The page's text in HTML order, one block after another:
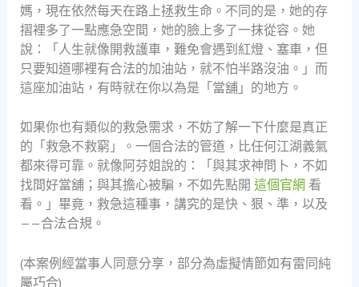
媽，現在依然每天在路上拯救生命。不同的是，她的存
摺裡多了一點應急空間，她的臉上多了一抹從容。她
說：「人生就像開救護車，難免會遇到紅燈、塞車，但
只要知道哪裡有合法的加油站，就不怕半路沒油。」而
這座加油站，有時就在你以為是「當舖」的地方。
如果你也有類似的救急需求，不妨了解一下什麼是真正
的「救急不救窮」。一個合法的管道，比任何江湖義氣
都來得可靠。就像阿芬姐說的：「與其求神問卜，不如
找間好當舖；與其擔心被騙，不如先點開 這個官網 看
看。」畢竟，救急這種事，講究的是快、狠、準，以及
——合法合規。
(本案例經當事人同意分享，部分為虛擬情節如有雷同純
屬巧合)